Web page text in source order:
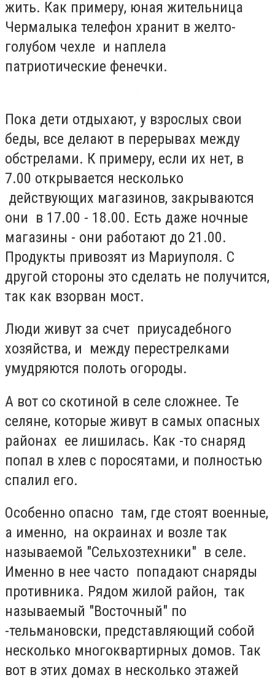
жить. Как примеру, юная жительница
Чермалыка телефон хранит в желто-
голубом чехле и наплела
патриотические фенечки.
Пока дети отдыхают, у взрослых свои
беды, все делают в перерывах между
обстрелами. К примеру, если их нет, в
7.00 открывается несколько
действующих магазинов, закрываются
они в 17.00 - 18.00. Есть даже ночные
магазины - они работают до 21.00.
Продукты привозят из Мариуполя. С
другой стороны это сделать не получится,
так как взорван мост.
Люди живут за счет приусадебного
хозяйства, и между перестрелками
умудряются полоть огороды.
А вот со скотиной в селе сложнее. Те
селяне, которые живут в самых опасных
районах ее лишилась. Как -то снаряд
попал в хлев с поросятами, и полностью
спалил его.
Особенно опасно там, где стоят военные,
а именно, на окраинах и возле так
называемой "Сельхозтехники" в селе.
Именно в нее часто попадают снаряды
противника. Рядом жилой район, так
называемый "Восточный" по
-тельмановски, представляющий собой
несколько многоквартирных домов. Так
вот в этих домах в несколько этажей